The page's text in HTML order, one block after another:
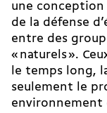
une conception
de la défense
entre des
« naturels ».
le temps long,
seulement le
environnement